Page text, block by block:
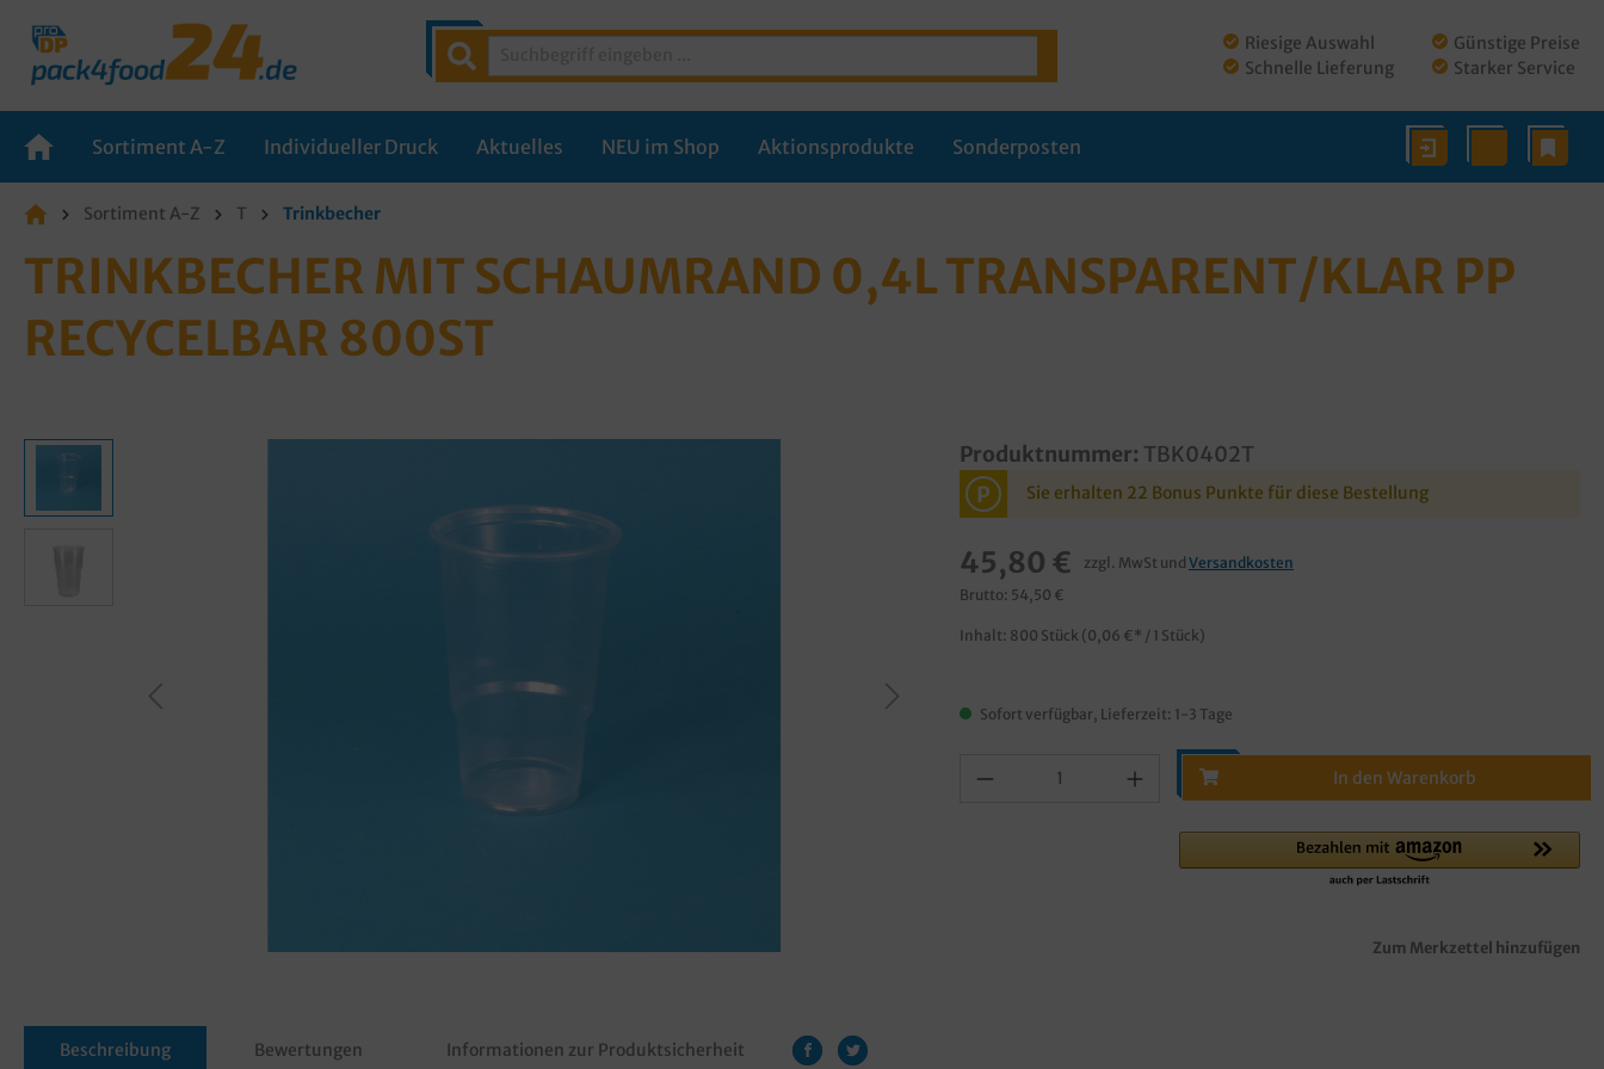
Riesige Auswahl
Schnelle Lieferung
Günstige Preise
Starker Service
Sortiment A-Z Individueller Druck Aktuelles NEU im Shop Aktionsprodukte Sonderposten
Sortiment A-Z T Trinkbecher
TRINKBECHER MIT SCHAUMRAND 0,4L TRANSPARENT/KLAR PP
RECYCELBAR 800ST
Produktnummer: TBK0402T
P Sie erhalten 22 Bonus Punkte für diese Bestellung
45,80 € zzgl. MwSt und Versandkosten
Brutto: 54,50 €
Inhalt: 800 Stück (0,06 €* / 1 Stück)
Sofort verfügbar, Lieferzeit: 1-3 Tage
In den Warenkorb
Zum Merkzettel hinzufügen
Beschreibung Bewertungen Informationen zur Produktsicherheit